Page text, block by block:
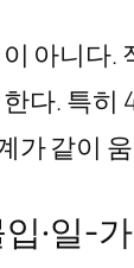
아니다
다. 특
가 같이
·일-